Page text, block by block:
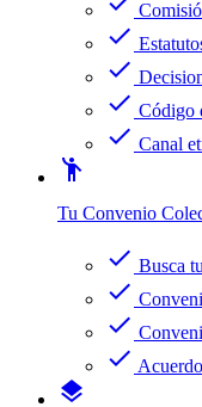
check
check
check Código
check Canal
emoji_people
Tu Convenio
check Busca
check
check
check
layers